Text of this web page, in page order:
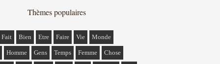
Thèmes populaires
Fait Bien Etre Faire Vie Monde
Homme Gens Temps Femme Chose